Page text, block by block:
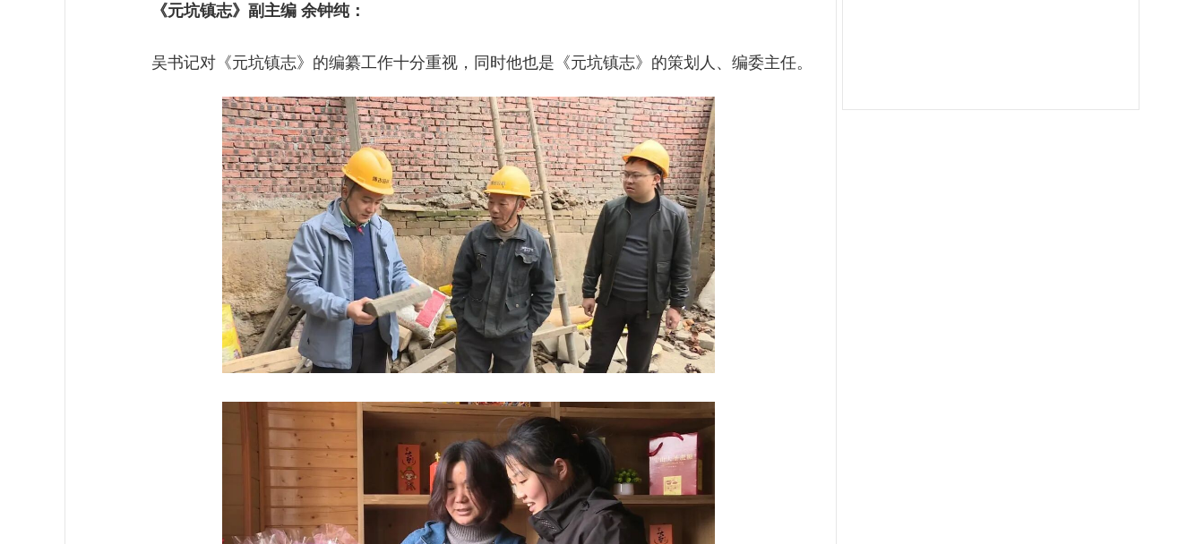
《元坑镇志》副主编 余钟纯：
吴书记对《元坑镇志》的编纂工作十分重视，同时他也是《元坑镇志》的策划人、编委主任。